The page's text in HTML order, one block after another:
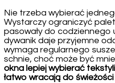
Nie trzeba wybierać
Wystarczy ograniczyć
pasowały do codziennego
dywanik daje przyjemne
wymaga regularnego
schnie, choć może być
okna lepiej wybierać
łatwo wracają do